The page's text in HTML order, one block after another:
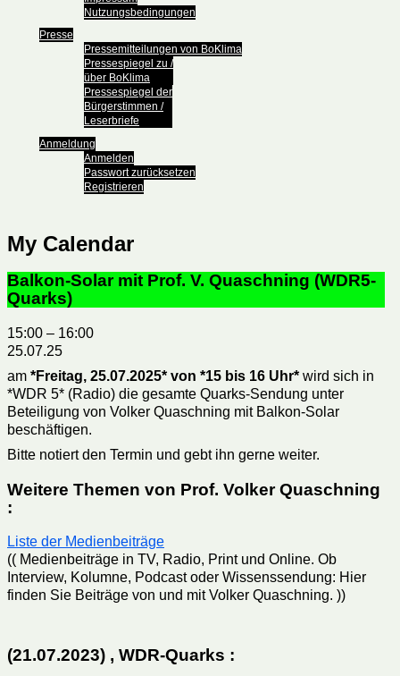
Nutzungsbedingungen
Presse
Pressemitteilungen von BoKlima
Pressespiegel zu /
über BoKlima
Pressespiegel der
Bürgerstimmen /
Leserbriefe
Anmeldung
Anmelden
Passwort zurücksetzen
Registrieren
My Calendar
Balkon-Solar mit Prof. V. Quaschning (WDR5-
Quarks)
15:00 – 16:00
25.07.25
am *Freitag, 25.07.2025* von *15 bis 16 Uhr* wird sich in
*WDR 5* (Radio) die gesamte Quarks-Sendung unter
Beteiligung von Volker Quaschning mit Balkon-Solar
beschäftigen.
Bitte notiert den Termin und gebt ihn gerne weiter.
Weitere Themen von Prof. Volker Quaschning
:
Liste der Medienbeiträge
(( Medienbeiträge in TV, Radio, Print und Online. Ob
Interview, Kolumne, Podcast oder Wissenssendung: Hier
finden Sie Beiträge von und mit Volker Quaschning. ))
(21.07.2023) , WDR-Quarks :